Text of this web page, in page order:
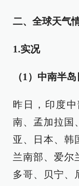
二、全球天气
1.实况
（1） 中南半
昨日，印度
南、孟加拉国
亚、日本、韩
兰南部、爱尔
多哥、贝宁、